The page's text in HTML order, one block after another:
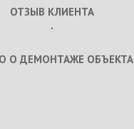
ОТЗЫВ КЛИЕНТА
О ДЕМОНТАЖЕ ОБЪЕКТА